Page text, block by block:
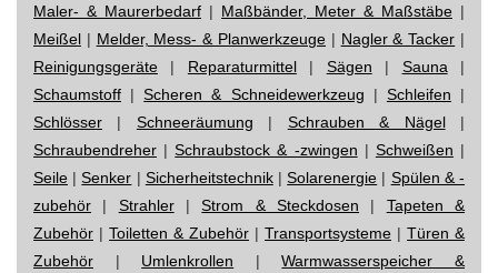
Maler- & Maurerbedarf | Maßbänder, Meter & Maßstäbe |
Meißel | Melder, Mess- & Planwerkzeuge | Nagler & Tacker |
Reinigungsgeräte | Reparaturmittel| Sägen | Sauna |
Schaumstoff |Scheren & Schneidewerkzeug | Schleifen |
Schlösser | Schneeräumung | Schrauben & Nägel|
Schraubendreher |Schraubstock & -zwingen | Schweißen |
Seile |Senker | Sicherheitstechnik|Solarenergie | Spülen & -
zubehör | Strahler|Strom & Steckdosen | Tapeten &
Zubehör | Toiletten & Zubehör | Transportsysteme | Türen &
Zubehör | Umlenkrollen |Warmwasserspeicher &